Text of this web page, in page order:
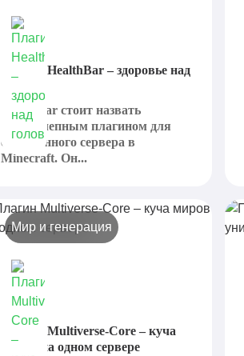
Плагин HealthBar – здоровье над
HealthBar стоит назвать
великолепным плагином для
собственного сервера в
Minecraft. Он...
Мир и генерация
Плагин Multiverse-Core – куча
миров на одном сервере